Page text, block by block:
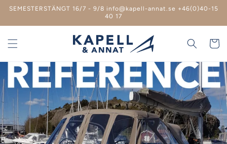
vidare
innehåll
SEMESTERSTÄNGT 16/7 - 9/8 info@kapell-annat.se +46(0)40-15
40 17